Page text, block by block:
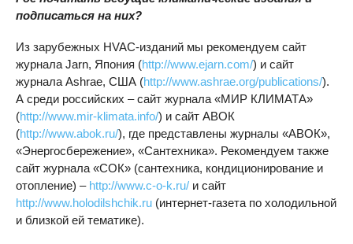
подписаться на них?
Из зарубежных HVAC-изданий мы рекомендуем сайт
журнала Jarn, Япония (http://www.ejarn.com/) и сайт
журнала Ashrae, США (http://www.ashrae.org/publications/).
А среди российских – сайт журнала «МИР КЛИМАТА»
(http://www.mir-klimata.info/) и сайт АВОК
(http://www.abok.ru/), где представлены журналы «АВОК»,
«Энергосбережение», «Сантехника». Рекомендуем также
сайт журнала «СОК» (сантехника, кондиционирование и
отопление) – http://www.c-o-k.ru/ и сайт
http://www.holodilshchik.ru (интернет-газета по холодильной
и близкой ей тематике).